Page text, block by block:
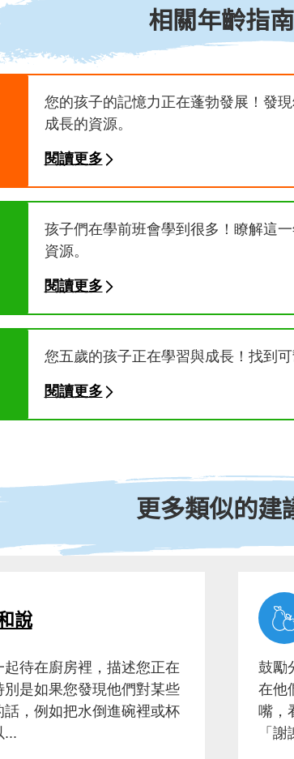
相關年齡指南
您的孩子的記憶力正在蓬勃發展！發
成長的資源。
閱讀更多
孩子們在學前班會學到很多！瞭解這
資源。
閱讀更多
您五歲的孩子正在學習與成長！找到
閱讀更多
更多類似的建
說
待在廚房裡，描述您正在
別是如果您發現他們對某些
話，例如把水倒進碗裡或杯
...
鼓勵
在他
嘴，
「